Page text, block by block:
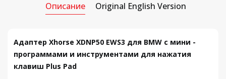
Описание Original English Version
Адаптер Xhorse XDNP50 EWS3 для BMW с мини -
программами и инструментами для нажатия
клавиш Plus Pad